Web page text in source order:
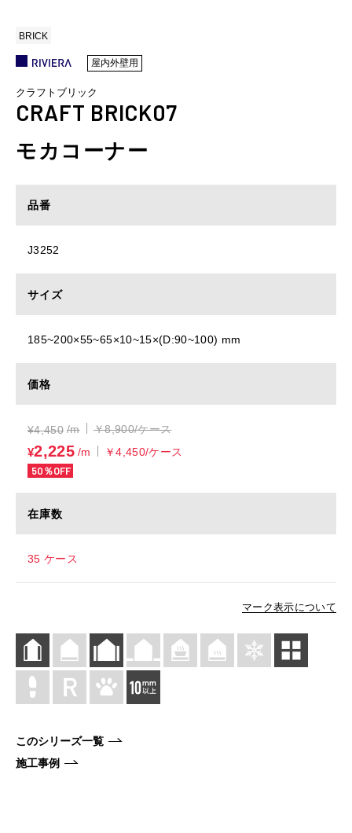
BRICK
屋内外壁用
クラフトブリック
CRAFT BRICK07
モカコーナー
品番
J3252
サイズ
185~200×55~65×10~15×(D:90~100) mm
価格
¥4,450 /m ￥8,900/ケース
¥2,225 /m
￥4,450/ケース
50％OFF
在庫数
35 ケース
マーク表示について
このシリーズ一覧
施工事例